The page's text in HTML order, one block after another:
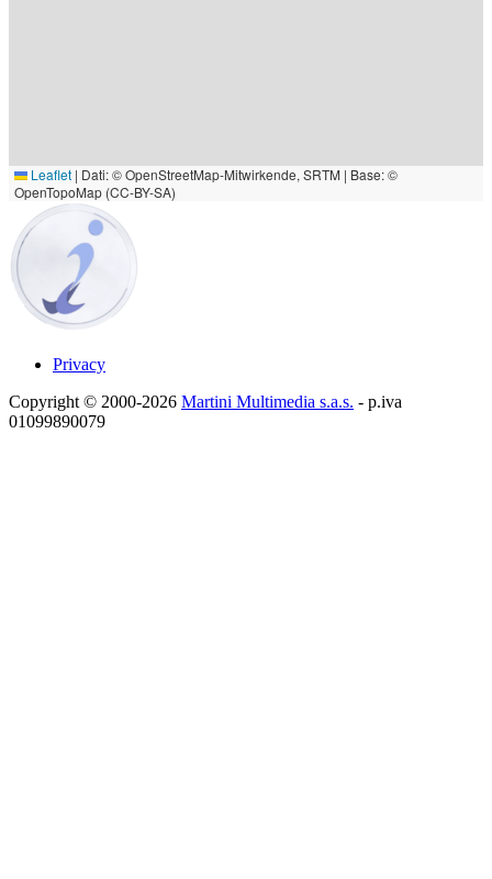
Leaflet | Dati: © OpenStreetMap-Mitwirkende, SRTM | Base: ©
OpenTopoMap (CC-BY-SA)
Privacy
Copyright © 2000-2026 Martini Multimedia s.a.s. - p.iva
01099890079